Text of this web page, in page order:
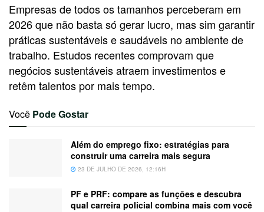
Empresas de todos os tamanhos perceberam em
2026 que não basta só gerar lucro, mas sim garantir
práticas sustentáveis e saudáveis no ambiente de
trabalho. Estudos recentes comprovam que
negócios sustentáveis atraem investimentos e
retêm talentos por mais tempo.
Você Pode Gostar
Além do emprego fixo: estratégias para
construir uma carreira mais segura
23 DE JULHO DE 2026, 12:16H
PF e PRF: compare as funções e descubra
qual carreira policial combina mais com você